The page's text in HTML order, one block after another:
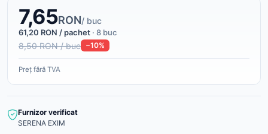
7,65RON/ buc
61,20 RON / pachet · 8 buc
8,50 RON / buc −10%
Preț fără TVA
Furnizor verificat
SERENA EXIM